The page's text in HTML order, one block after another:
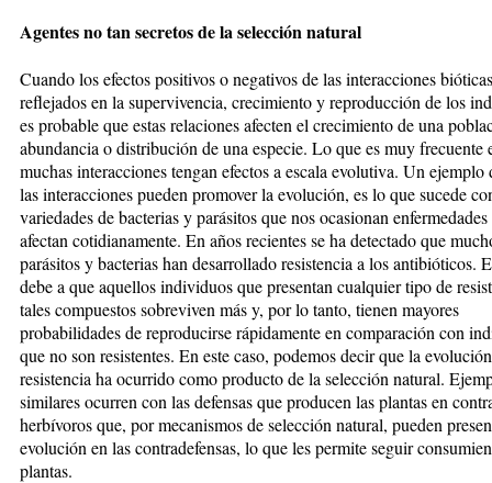
Agentes no tan secretos de la selección natural
Cuando los efectos positivos o negativos de las interacciones
reflejados en la supervivencia, crecimiento y reproducción de los
es probable que estas relaciones afecten el crecimiento de una
abundancia o distribución de una especie. Lo que es muy frecuente
muchas interacciones tengan efectos a escala evolutiva. Un ejemplo
las interacciones pueden promover la evolución, es lo que sucede
variedades de bacterias y parásitos que nos ocasionan
afectan cotidianamente. En años recientes se ha detectado que
parásitos y bacterias han desarrollado resistencia a los antibióticos.
debe a que aquellos individuos que presentan cualquier tipo de
tales compuestos sobreviven más y, por lo tanto, tienen mayores
probabilidades de reproducirse rápidamente en comparación con
que no son resistentes. En este caso, podemos decir que la
resistencia ha ocurrido como producto de la selección natural.
similares ocurren con las defensas que producen las plantas en
herbívoros que, por mecanismos de selección natural, pueden
evolución en las contradefensas, lo que les permite seguir
plantas.